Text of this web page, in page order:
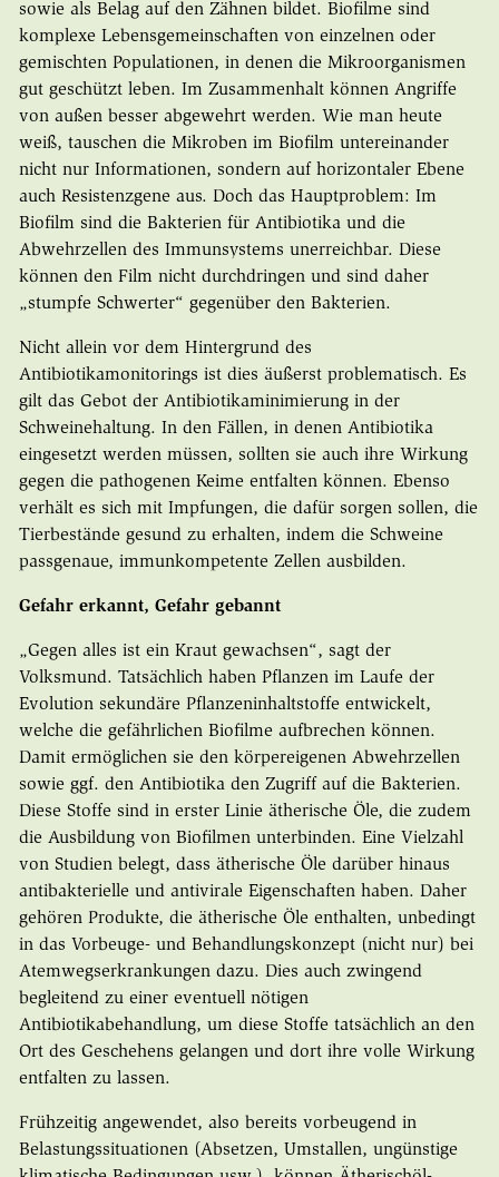
sowie als Belag auf den Zähnen bildet. Biofilme sind
komplexe Lebensgemeinschaften von einzelnen oder
gemischten Populationen, in denen die Mikroorganismen
gut geschützt leben. Im Zusammenhalt können Angriffe
von außen besser abgewehrt werden. Wie man heute
weiß, tauschen die Mikroben im Biofilm untereinander
nicht nur Informationen, sondern auf horizontaler Ebene
auch Resistenzgene aus. Doch das Hauptproblem: Im
Biofilm sind die Bakterien für Antibiotika und die
Abwehrzellen des Immunsystems unerreichbar. Diese
können den Film nicht durchdringen und sind daher
„stumpfe Schwerter“ gegenüber den Bakterien.
Nicht allein vor dem Hintergrund des
Antibiotikamonitorings ist dies äußerst problematisch. Es
gilt das Gebot der Antibiotikaminimierung in der
Schweinehaltung. In den Fällen, in denen Antibiotika
eingesetzt werden müssen, sollten sie auch ihre Wirkung
gegen die pathogenen Keime entfalten können. Ebenso
verhält es sich mit Impfungen, die dafür sorgen sollen, die
Tierbestände gesund zu erhalten, indem die Schweine
passgenaue, immunkompetente Zellen ausbilden.
Gefahr erkannt, Gefahr gebannt
„Gegen alles ist ein Kraut gewachsen“, sagt der
Volksmund. Tatsächlich haben Pflanzen im Laufe der
Evolution sekundäre Pflanzeninhaltstoffe entwickelt,
welche die gefährlichen Biofilme aufbrechen können.
Damit ermöglichen sie den körpereigenen Abwehrzellen
sowie ggf. den Antibiotika den Zugriff auf die Bakterien.
Diese Stoffe sind in erster Linie ätherische Öle, die zudem
die Ausbildung von Biofilmen unterbinden. Eine Vielzahl
von Studien belegt, dass ätherische Öle darüber hinaus
antibakterielle und antivirale Eigenschaften haben. Daher
gehören Produkte, die ätherische Öle enthalten, unbedingt
in das Vorbeuge- und Behandlungskonzept (nicht nur) bei
Atemwegserkrankungen dazu. Dies auch zwingend
begleitend zu einer eventuell nötigen
Antibiotikabehandlung, um diese Stoffe tatsächlich an den
Ort des Geschehens gelangen und dort ihre volle Wirkung
entfalten zu lassen.
Frühzeitig angewendet, also bereits vorbeugend in
Belastungssituationen (Absetzen, Umstallen, ungünstige